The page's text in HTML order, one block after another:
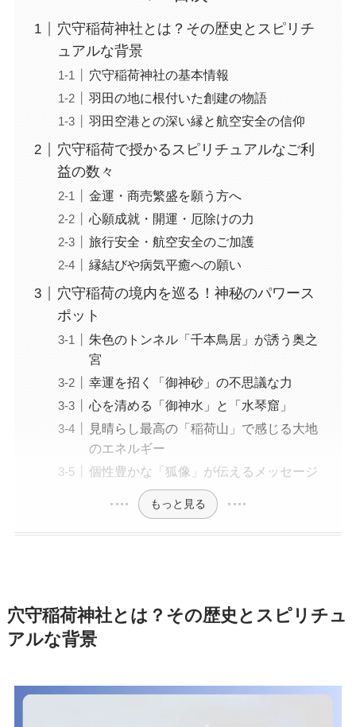
穴守稲荷神社とは？その歴史とスピリチ
ュアルな背景
穴守稲荷神社の基本情報
羽田の地に根付いた創建の物語
羽田空港との深い縁と航空安全の信仰
穴守稲荷で授かるスピリチュアルなご利
益の数々
金運・商売繁盛を願う方へ
心願成就・開運・厄除けの力
旅行安全・航空安全のご加護
縁結びや病気平癒への願い
穴守稲荷の境内を巡る！神秘のパワース
ポット
朱色のトンネル「千本鳥居」が誘う奥之
宮
幸運を招く「御神砂」の不思議な力
心を清める「御神水」と「水琴窟」
見晴らし最高の「稲荷山」で感じる大地
のエネルギー
個性豊かな「狐像」が伝えるメッセージ
もっと見る
穴守稲荷神社とは？その歴史とスピリチュ
アルな背景